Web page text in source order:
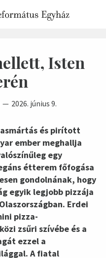
Isten
2026. június 9.
és pirított
ember meghallja
egy
étterem főfogása
gondolnának, hogy
egyik legjobb pizzája
Erdei
pizza-
zsűri szívébe és a
ezzel a
A fiatal